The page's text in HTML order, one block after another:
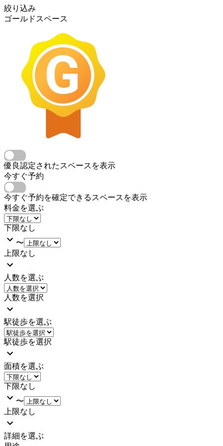
絞り込み
ゴールドスペース
優良認定されたスペースを表示
今すぐ予約
今すぐ予約を確定できるスペースを表示
料金を選ぶ
下限なし
〜
上限なし
人数を選ぶ
人数を選択
駅徒歩を選ぶ
駅徒歩を選択
面積を選ぶ
下限なし
〜
上限なし
詳細を選ぶ